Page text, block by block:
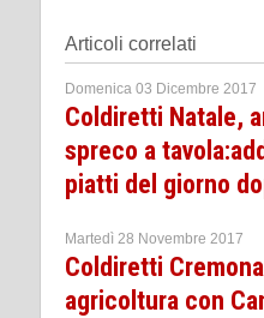
Articoli correlati
Domenica 03 Dicembre 2017
Coldiretti Natale,
spreco a
piatti del giorno
Martedì 28 Novembre 2017
Coldiretti
agricoltura con